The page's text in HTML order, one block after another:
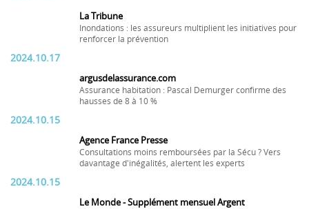
La Tribune
Inondations : les assureurs multiplient les initiatives pour
renforcer la prévention
2024.10.17
argusdelassurance.com
Assurance habitation : Pascal Demurger confirme des
hausses de 8 à 10 %
2024.10.15
Agence France Presse
Consultations moins remboursées par la Sécu ? Vers
davantage d'inégalités, alertent les experts
2024.10.15
Le Monde - Supplément mensuel Argent